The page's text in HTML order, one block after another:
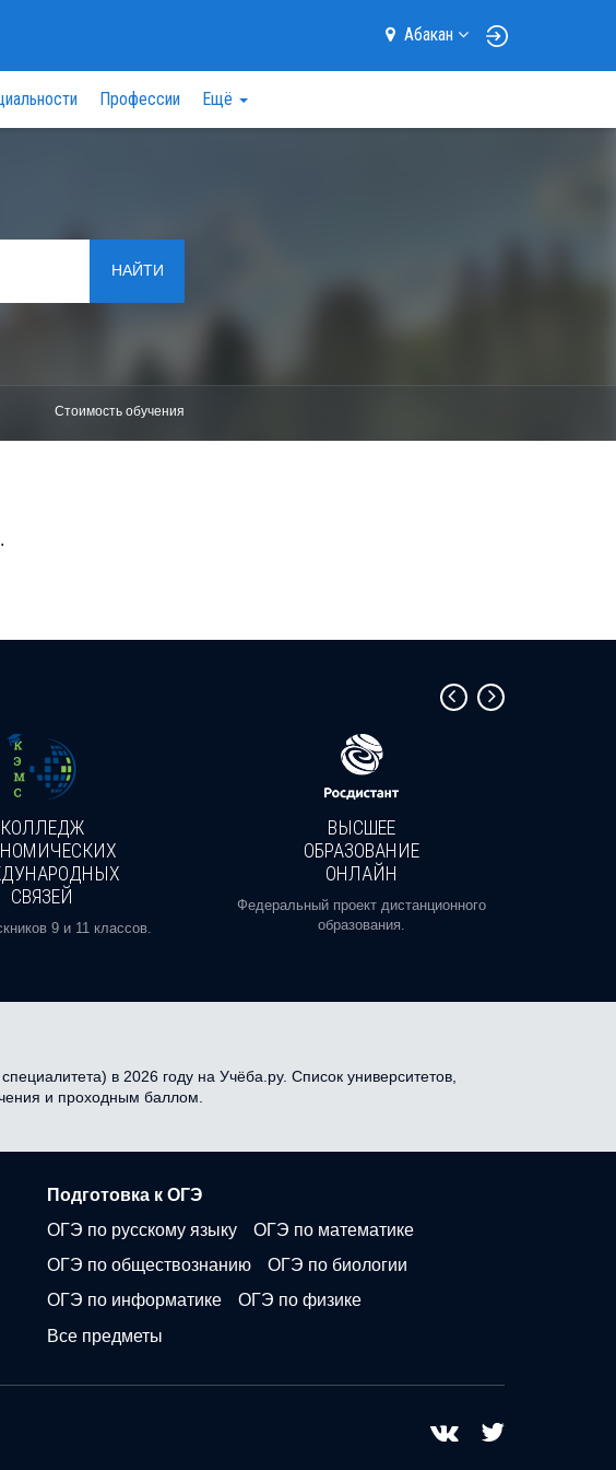
Абакан
Профессии Ещё
НАЙТИ
Стоимость обучения
КОЛЛЕДЖ
СВЯЗЕЙ
9 и 11 классов.
ВЫСШЕЕ
ОБРАЗОВАНИЕ
ОНЛАЙН
Федеральный проект дистанционного
образования.
в 2026 году на Учёба.ру. Список университетов,
и проходным баллом.
Подготовка к ОГЭ
ОГЭ по русскому языку
ОГЭ по математике
ОГЭ по обществознанию
ОГЭ по биологии
ОГЭ по информатике
ОГЭ по физике
Все предметы